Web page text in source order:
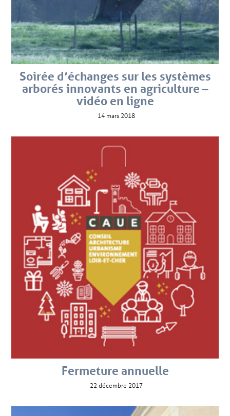
Soirée d’échanges sur les systèmes
arborés innovants en agriculture –
vidéo en ligne
14 mars 2018
Fermeture annuelle
22 décembre 2017